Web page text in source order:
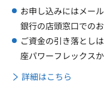
お申し込みにはメー
銀行の店頭窓口での
ご資金の引き落とし
座パワーフレックス
詳細はこちら